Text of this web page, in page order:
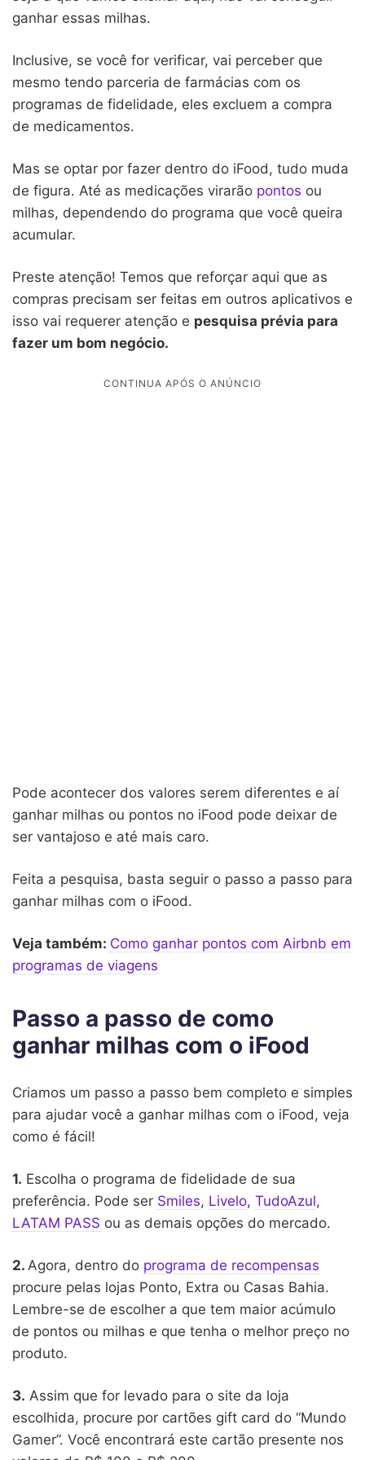
ganhar essas milhas.
Inclusive, se você for verificar, vai perceber que
mesmo tendo parceria de farmácias com os
programas de fidelidade, eles excluem a compra
de medicamentos.
Mas se optar por fazer dentro do iFood, tudo muda
de figura. Até as medicações virarão pontos ou
milhas, dependendo do programa que você queira
acumular.
Preste atenção! Temos que reforçar aqui que as
compras precisam ser feitas em outros aplicativos e
isso vai requerer atenção e pesquisa prévia para
fazer um bom negócio.
Pode acontecer dos valores serem diferentes e aí
ganhar milhas ou pontos no iFood pode deixar de
ser vantajoso e até mais caro.
Feita a pesquisa, basta seguir o passo a passo para
ganhar milhas com o iFood.
Veja também: Como ganhar pontos com Airbnb em
programas de viagens
Passo a passo de como
ganhar milhas com o iFood
Criamos um passo a passo bem completo e simples
para ajudar você a ganhar milhas com o iFood, veja
como é fácil!
1. Escolha o programa de fidelidade de sua
preferência. Pode ser Smiles, Livelo, TudoAzul,
LATAM PASS ou as demais opções do mercado.
2. Agora, dentro do programa de recompensas
procure pelas lojas Ponto, Extra ou Casas Bahia.
Lembre-se de escolher a que tem maior acúmulo
de pontos ou milhas e que tenha o melhor preço no
produto.
3. Assim que for levado para o site da loja
escolhida, procure por cartões gift card do “Mundo
Gamer”. Você encontrará este cartão presente nos